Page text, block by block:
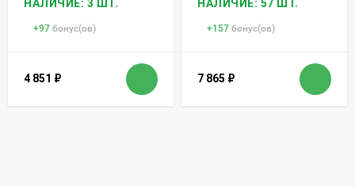
НАЛИЧИЕ: 3 ШТ.
+97 бонус(ов)
4 851 ₽
НАЛИЧИЕ: 57 ШТ.
+157 бонус(ов)
7 865 ₽